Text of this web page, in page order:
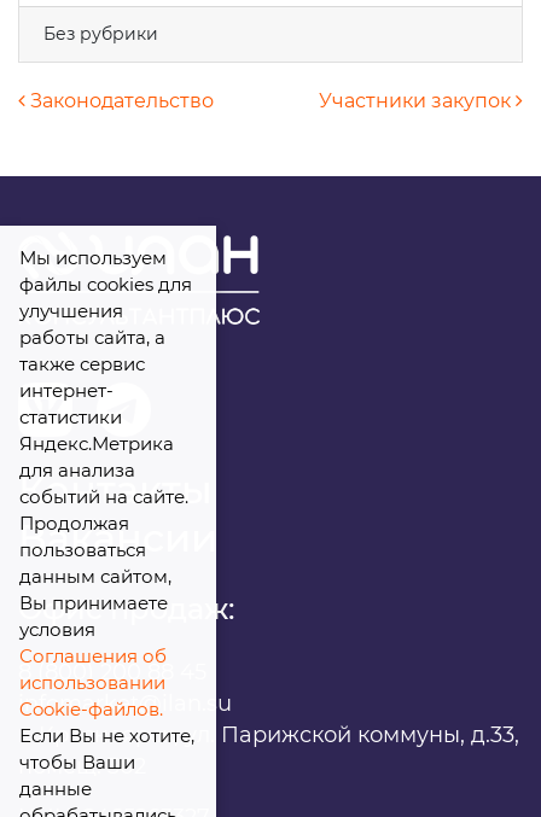
Без рубрики
Навигация по записям
Законодательство Участники закупок
Контакты
Вакансии
Офис продаж:
infomarket@ilan.su
г. Красноярск, ул. Парижской коммуны, д.33,
помещ. 302
Мы используем
файлы cookies для
улучшения
работы сайта, а
также сервис
интернет-
статистики
Яндекс.Метрика
для анализа
событий на сайте.
Продолжая
пользоваться
данным сайтом,
Вы принимаете
условия
Соглашения об
использовании
Cookie-файлов.
Если Вы не хотите,
чтобы Ваши
данные